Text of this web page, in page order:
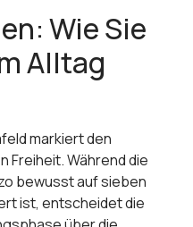
Wie Sie
Alltag
markiert den
Freiheit. Während die
bewusst auf sieben
ist, entscheidet die